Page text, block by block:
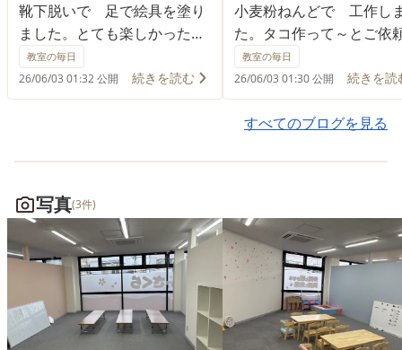
靴下脱いで 足で絵具を塗り
ました。とても楽しかったそ
うです！
教室の毎日
26/06/03 01:32 公開 続きを読む
小麦粉ねんどで 工作し
た。タコ作って～とご依
りましたので 下手なが
コ作ったところ これ
タコの先生となってしま
した。
教室の毎日
26/06/03 01:30 公開 続きを読
すべてのブログを見る
写真(3件)